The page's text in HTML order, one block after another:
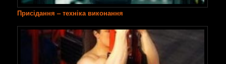
Присідання – техніка виконання